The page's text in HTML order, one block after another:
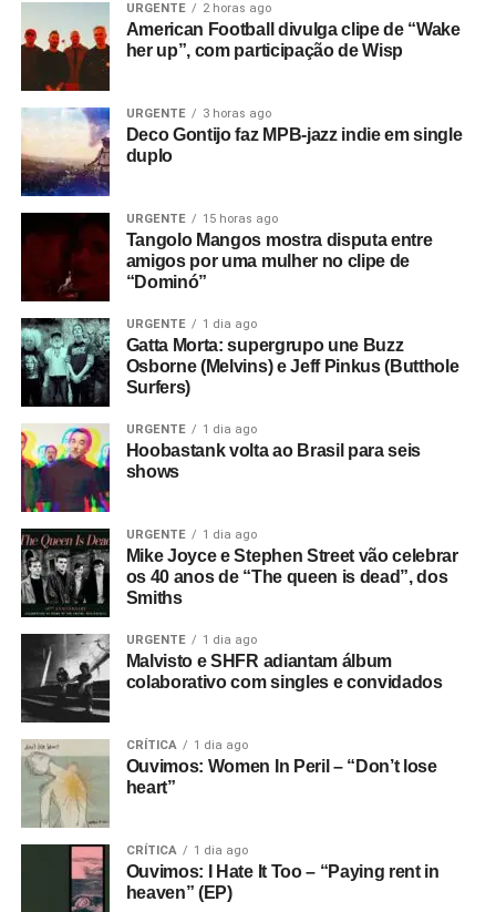
URGENTE 2 horas ago
American Football divulga clipe de “Wake
her up”, com participação de Wisp
URGENTE 3 horas ago
Deco Gontijo faz MPB-jazz indie em single
duplo
URGENTE 15 horas ago
Tangolo Mangos mostra disputa entre
amigos por uma mulher no clipe de
“Dominó”
URGENTE 1 dia ago
Gatta Morta: supergrupo une Buzz
Osborne (Melvins) e Jeff Pinkus (Butthole
Surfers)
URGENTE 1 dia ago
Hoobastank volta ao Brasil para seis
shows
URGENTE 1 dia ago
Mike Joyce e Stephen Street vão celebrar
os 40 anos de “The queen is dead”, dos
Smiths
URGENTE 1 dia ago
Malvisto e SHFR adiantam álbum
colaborativo com singles e convidados
CRÍTICA 1 dia ago
Ouvimos: Women In Peril – “Don’t lose
heart”
CRÍTICA 1 dia ago
Ouvimos: I Hate It Too – “Paying rent in
heaven” (EP)